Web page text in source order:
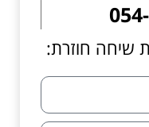
שיחה חוזרת: